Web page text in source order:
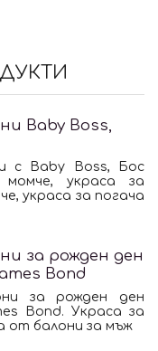
Baby Boss,
с Baby Boss, Бос
украса за
украса за погача
за рожден ден
Bond
за рожден ден
Bond. Украса за
от балони за мъж